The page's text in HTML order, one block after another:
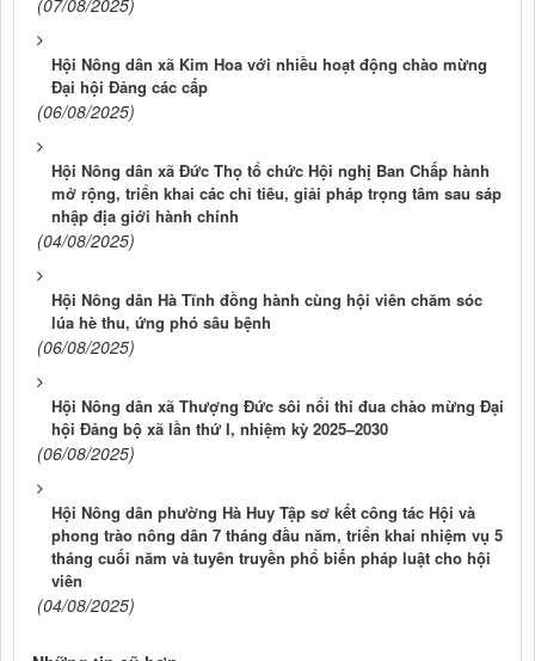
Hội Nông dân xã Kim Hoa với nhiều hoạt động chào mừng
Đại hội Đảng các cấp
(06/08/2025)
Hội Nông dân xã Đức Thọ tổ chức Hội nghị Ban Chấp hành
mở rộng, triển khai các chỉ tiêu, giải pháp trọng tâm sau sáp
nhập địa giới hành chính
(04/08/2025)
Hội Nông dân Hà Tĩnh đồng hành cùng hội viên chăm sóc
lúa hè thu, ứng phó sâu bệnh
(06/08/2025)
Hội Nông dân xã Thượng Đức sôi nổi thi đua chào mừng Đại
hội Đảng bộ xã lần thứ I, nhiệm kỳ 2025–2030
(06/08/2025)
Hội Nông dân phường Hà Huy Tập sơ kết công tác Hội và
phong trào nông dân 7 tháng đầu năm, triển khai nhiệm vụ 5
tháng cuối năm và tuyên truyền phổ biến pháp luật cho hội
viên
(04/08/2025)